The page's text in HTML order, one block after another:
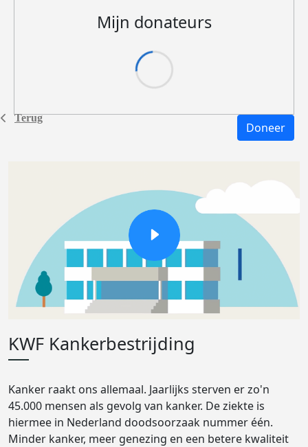
Terug
Mijn donateurs
Doneer
KWF Kankerbestrijding
Kanker raakt ons allemaal. Jaarlijks sterven er zo'n
45.000 mensen als gevolg van kanker. De ziekte is
hiermee in Nederland doodsoorzaak nummer één.
Minder kanker, meer genezing en een betere kwaliteit